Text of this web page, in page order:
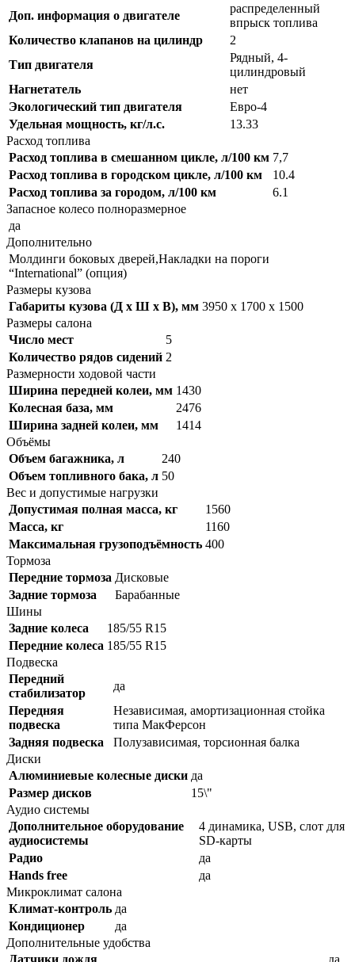
Доп. информация о двигателе
распределенный
впрыск топлива
Количество клапанов на цилиндр
2
Тип двигателя
Рядный, 4-
цилиндровый
Нагнетатель
нет
Экологический тип двигателя
Евро-4
Удельная мощность, кг/л.с.
13.33
Расход топлива
Расход топлива в смешанном цикле, л/100 км 7,7
Расход топлива в городском цикле, л/100 км
10.4
Расход топлива за городом, л/100 км
6.1
Запасное колесо полноразмерное
да
Дополнительно
Молдинги боковых дверей,Накладки на пороги
“International” (опция)
Размеры кузова
Габариты кузова (Д x Ш x В), мм 3950 x 1700 x 1500
Размеры салона
Число мест
5
Количество рядов сидений 2
Размерности ходовой части
Ширина передней колеи, мм 1430
Колесная база, мм
2476
Ширина задней колеи, мм
1414
Объёмы
Объем багажника, л
240
Объем топливного бака, л 50
Вес и допустимые нагрузки
Допустимая полная масса, кг
1560
Масса, кг
1160
Максимальная грузоподъёмность 400
Тормоза
Передние тормоза Дисковые
Задние тормоза
Барабанные
Шины
Задние колеса
185/55 R15
Передние колеса 185/55 R15
Подвеска
Передний
стабилизатор
да
Передняя
подвеска
Независимая, амортизационная стойка
типа МакФерсон
Задняя подвеска
Полузависимая, торсионная балка
Диски
Алюминиевые колесные диски да
Размер дисков
15\"
Аудио системы
Дополнительное оборудование
аудиосистемы
4 динамика, USB, слот для
SD-карты
Радио
да
Hands free
да
Микроклимат салона
Климат-контроль да
Кондиционер
да
Дополнительные удобства
Датчики дождя
да